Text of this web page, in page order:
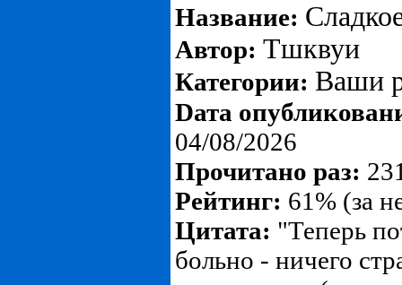
Название:
Автор: Тшквуи
Категории: Ваши
Dата
04/08/2026
Прочитано раз:
Рейтинг: 61% (за
Цитата: "Теперь
больно - ничего